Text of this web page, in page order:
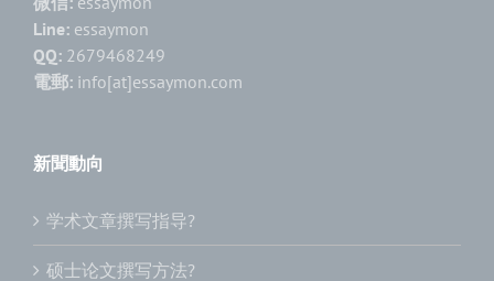
Line: essaymon
QQ: 2679468249
電郵: info[at]essaymon.com
新聞動向
学术文章撰写指导?
硕士论文撰写方法?